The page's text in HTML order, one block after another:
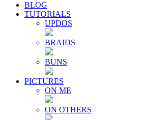
BLOG
TUTORIALS
UPDOS
BRAIDS
BUNS
PICTURES
ON ME
ON OTHERS